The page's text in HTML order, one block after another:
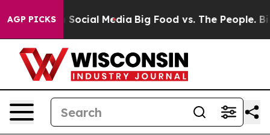
AGP PICKSon Social Media Big Food vs. The People. Big